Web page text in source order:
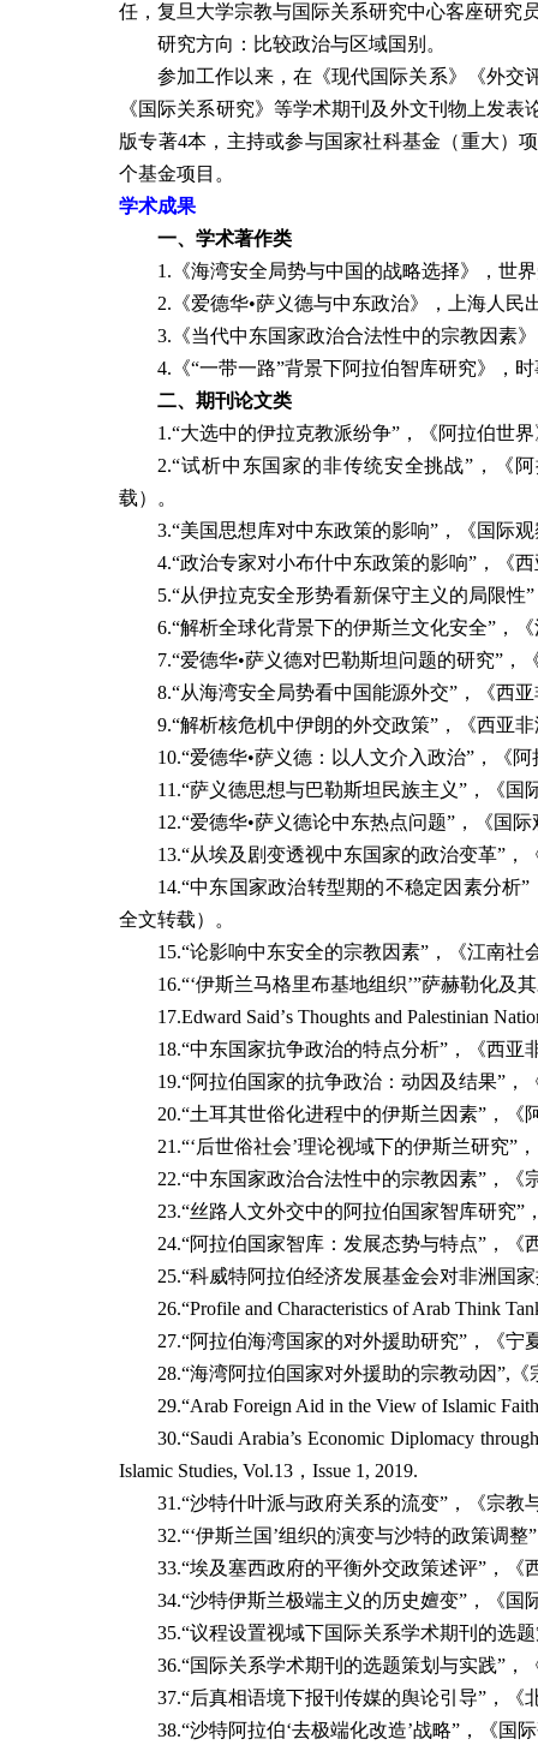
任，复旦大学宗教与国际关系研究中心客座研究
研究方向：比较政治与区域国别。
参加工作以来，在《现代国际关系》《外交
《国际关系研究》等学术期刊及外文刊物上发表
版专著4本，主持或参与国家社科基金（重大）
个基金项目。
学术成果
一、学术著作类
1. 《海湾安全局势与中国的战略选择》，世
2. 《爱德华•萨义德与中东政治》，上海人民
3. 《当代中东国家政治合法性中的宗教因素
4. 《“一带一路”背景下阿拉伯智库研究》，
二、期刊论文类
1.“大选中的伊拉克教派纷争”，《阿拉伯世界
2.“试析中东国家的非传统安全挑战”，《
载）。
3.“美国思想库对中东政策的影响”，《国际
4.“政治专家对小布什中东政策的影响”，《
5.“从伊拉克安全形势看新保守主义的局限性
6.“解析全球化背景下的伊斯兰文化安全”，
7.“爱德华•萨义德对巴勒斯坦问题的研究”，
8.“从海湾安全局势看中国能源外交”，《西
9.“解析核危机中伊朗的外交政策”，《西亚
10.“爱德华•萨义德：以人文介入政治”，《
11.“萨义德思想与巴勒斯坦民族主义”，《国
12.“爱德华•萨义德论中东热点问题”，《国际
13.“从埃及剧变透视中东国家的政治变革”，
14.“中东国家政治转型期的不稳定因素分析
全文转载）。
15.“论影响中东安全的宗教因素”，《江南社
16.“‘伊斯兰马格里布基地组织’”萨赫勒化及
17.Edward Said’s Thoughts and Palestinian
18.“中东国家抗争政治的特点分析”，《西亚
19.“阿拉伯国家的抗争政治：动因及结果”，
20.“土耳其世俗化进程中的伊斯兰因素”，《
21.“‘后世俗社会’理论视域下的伊斯兰研究”
22.“中东国家政治合法性中的宗教因素”，《
23.“丝路人文外交中的阿拉伯国家智库研究”
24.“阿拉伯国家智库：发展态势与特点”，《
25.“科威特阿拉伯经济发展基金会对非洲国
26.“Profile and Characteristics of Arab Think
27.“阿拉伯海湾国家的对外援助研究”，《宁
28.“海湾阿拉伯国家对外援助的宗教动因”,
29.“Arab Foreign Aid in the View of Islamic
30.“Saudi Arabia’s Economic Diplomacy
Islamic Studies, Vol.13 ， Issue 1, 2019.
31.“沙特什叶派与政府关系的流变”，《宗教
32.“‘伊斯兰国’组织的演变与沙特的政策调
33.“埃及塞西政府的平衡外交政策述评”，《
34.“沙特伊斯兰极端主义的历史嬗变”，《国
35.“议程设置视域下国际关系学术期刊的选
36.“国际关系学术期刊的选题策划与实践”，
37.“后真相语境下报刊传媒的舆论引导”，《
38.“沙特阿拉伯‘去极端化改造’战略”，《国